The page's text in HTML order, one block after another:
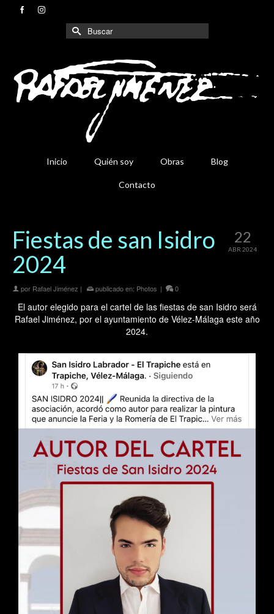
Buscar
por:
Inicio Quién soy Obras Blog
Contacto
22
ABR 2024
Fiestas de san Isidro
2024
por Rafael Jiménez | publicado en: Photos | 0
El autor elegido para el cartel de las fiestas de san Isidro será
Rafael Jiménez, por el ayuntamiento de Vélez-Málaga este año
2024.